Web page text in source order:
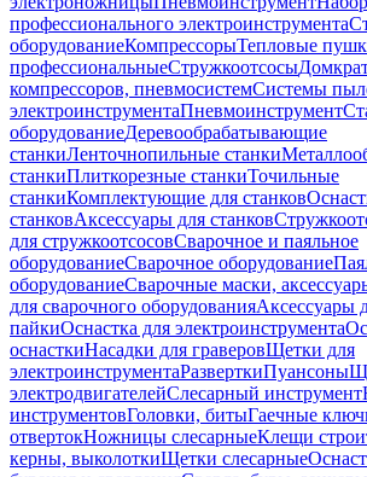
профессионального электроинструмента
оборудованиеКомпрессорыТепловые
профессиональныеСтружкоотсосы
компрессоров, пневмосистемСистемы
электроинструментаПневмоинструмент
оборудованиеДеревообрабатывающие
станкиЛенточнопильные станки
станкиПлиткорезные станкиТочильные
станкиКомплектующие для станков
станковАксессуары для станков
для стружкоотсосовСварочное и паяльное
оборудованиеСварочное оборудование
оборудованиеСварочные маски,
для сварочного оборудованияАксессуары
пайкиОснастка для электроинструмента
оснасткиНасадки для граверовЩетки для
электроинструментаРазверткиПуансоны
электродвигателейСлесарный инструмент
инструментовГоловки, битыГаечные
отвертокНожницы слесарныеКлещи
керны, выколоткиЩетки слесарные